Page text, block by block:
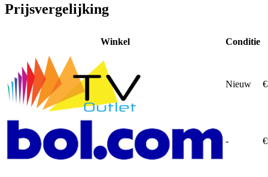
Prijsvergelijking
Winkel Conditie
Nieuw
-